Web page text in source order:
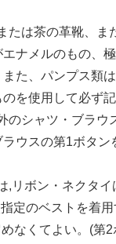
たは茶の革靴、ま
ナメルのもの、
た、パンプス類
を使用して必ず記
のシャツ・ブラウ
ウスの第1ボタン
,リボン・ネクタイ
定のベストを着用
なくてよい。(第